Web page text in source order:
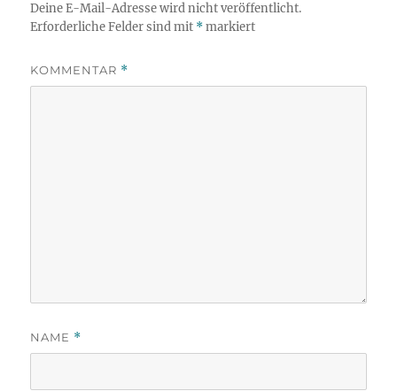
Deine E-Mail-Adresse wird nicht veröffentlicht.
Erforderliche Felder sind mit *markiert
KOMMENTAR *
NAME *